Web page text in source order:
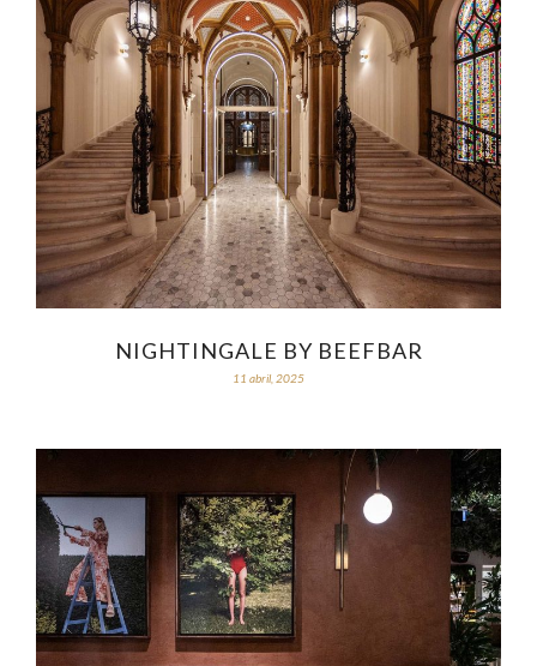
NIGHTINGALE BY BEEFBAR
11 abril, 2025